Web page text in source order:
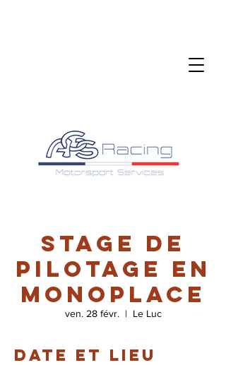
Stage de
pilotage en
monoplace
ven. 28 févr.
  |
Le Luc
Date et lieu